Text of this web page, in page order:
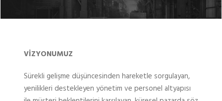
VİZYONUMUZ
Sürekli gelişme düşüncesinden hareketle sorgulayan,
yenilikleri destekleyen yönetim ve personel altyapısı